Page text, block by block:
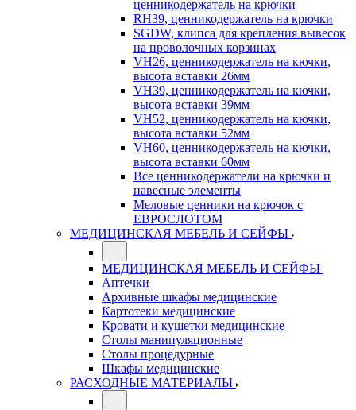
ценникодержатель на крючки
RH39, ценникодержатель на крючки
SGDW, клипса для крепления вывесок
на проволочных корзинах
VH26, ценникодержатель на кючки,
высота вставки 26мм
VH39, ценникодержатель на кючки,
высота вставки 39мм
VH52, ценникодержатель на кючки,
высота вставки 52мм
VH60, ценникодержатель на кючки,
высота вставки 60мм
Все ценникодержатели на крючки и
навесные элементы
Меловые ценники на крючок с
ЕВРОСЛОТОМ
МЕДИЦИНСКАЯ МЕБЕЛЬ И СЕЙФЫ
МЕДИЦИНСКАЯ МЕБЕЛЬ И СЕЙФЫ
Аптечки
Архивные шкафы медицинские
Картотеки медицинские
Кровати и кушетки медицинские
Столы манипуляционные
Столы процедурные
Шкафы медицинские
РАСХОДНЫЕ МАТЕРИАЛЫ